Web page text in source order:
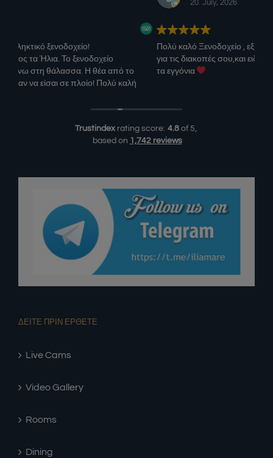
Πολύ καλό Ξενοδοχείο , εξυπηρέτηση , τοποθεσία ,ότι ζητάς
για τις διακοπές σου,και ειδικά όταν έχεις παιδιά,και τώρα και
τα εγγόνια
Trustindex rating score: 4.8 of 5,
based on 1,742 reviews
ΔΕΙΤΕ ΠΡΙΝ ΕΡΘΕΤΕ
Live Cams
Video Gallery
Rooms
Dining